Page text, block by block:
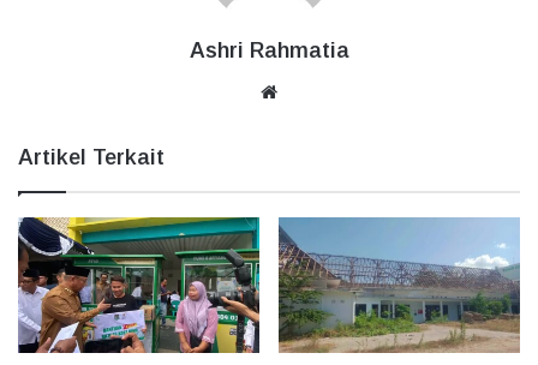
Ashri Rahmatia
Artikel Terkait